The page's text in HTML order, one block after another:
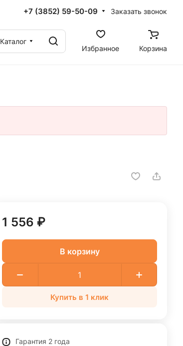
+7 (3852) 59-50-09 Заказать звонок
Каталог
Избранное
Корзина
1 556 ₽
В корзину
Купить в 1 клик
Гарантия 2 года